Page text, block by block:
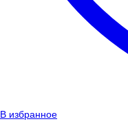
В избранное